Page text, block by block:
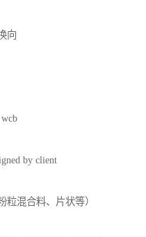
向
wcb
by client
粒混合料、片状等）